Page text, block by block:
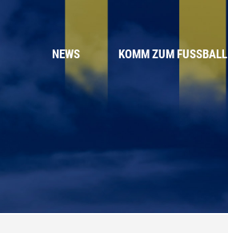
NEWS KOMM ZUM FUSSBALL